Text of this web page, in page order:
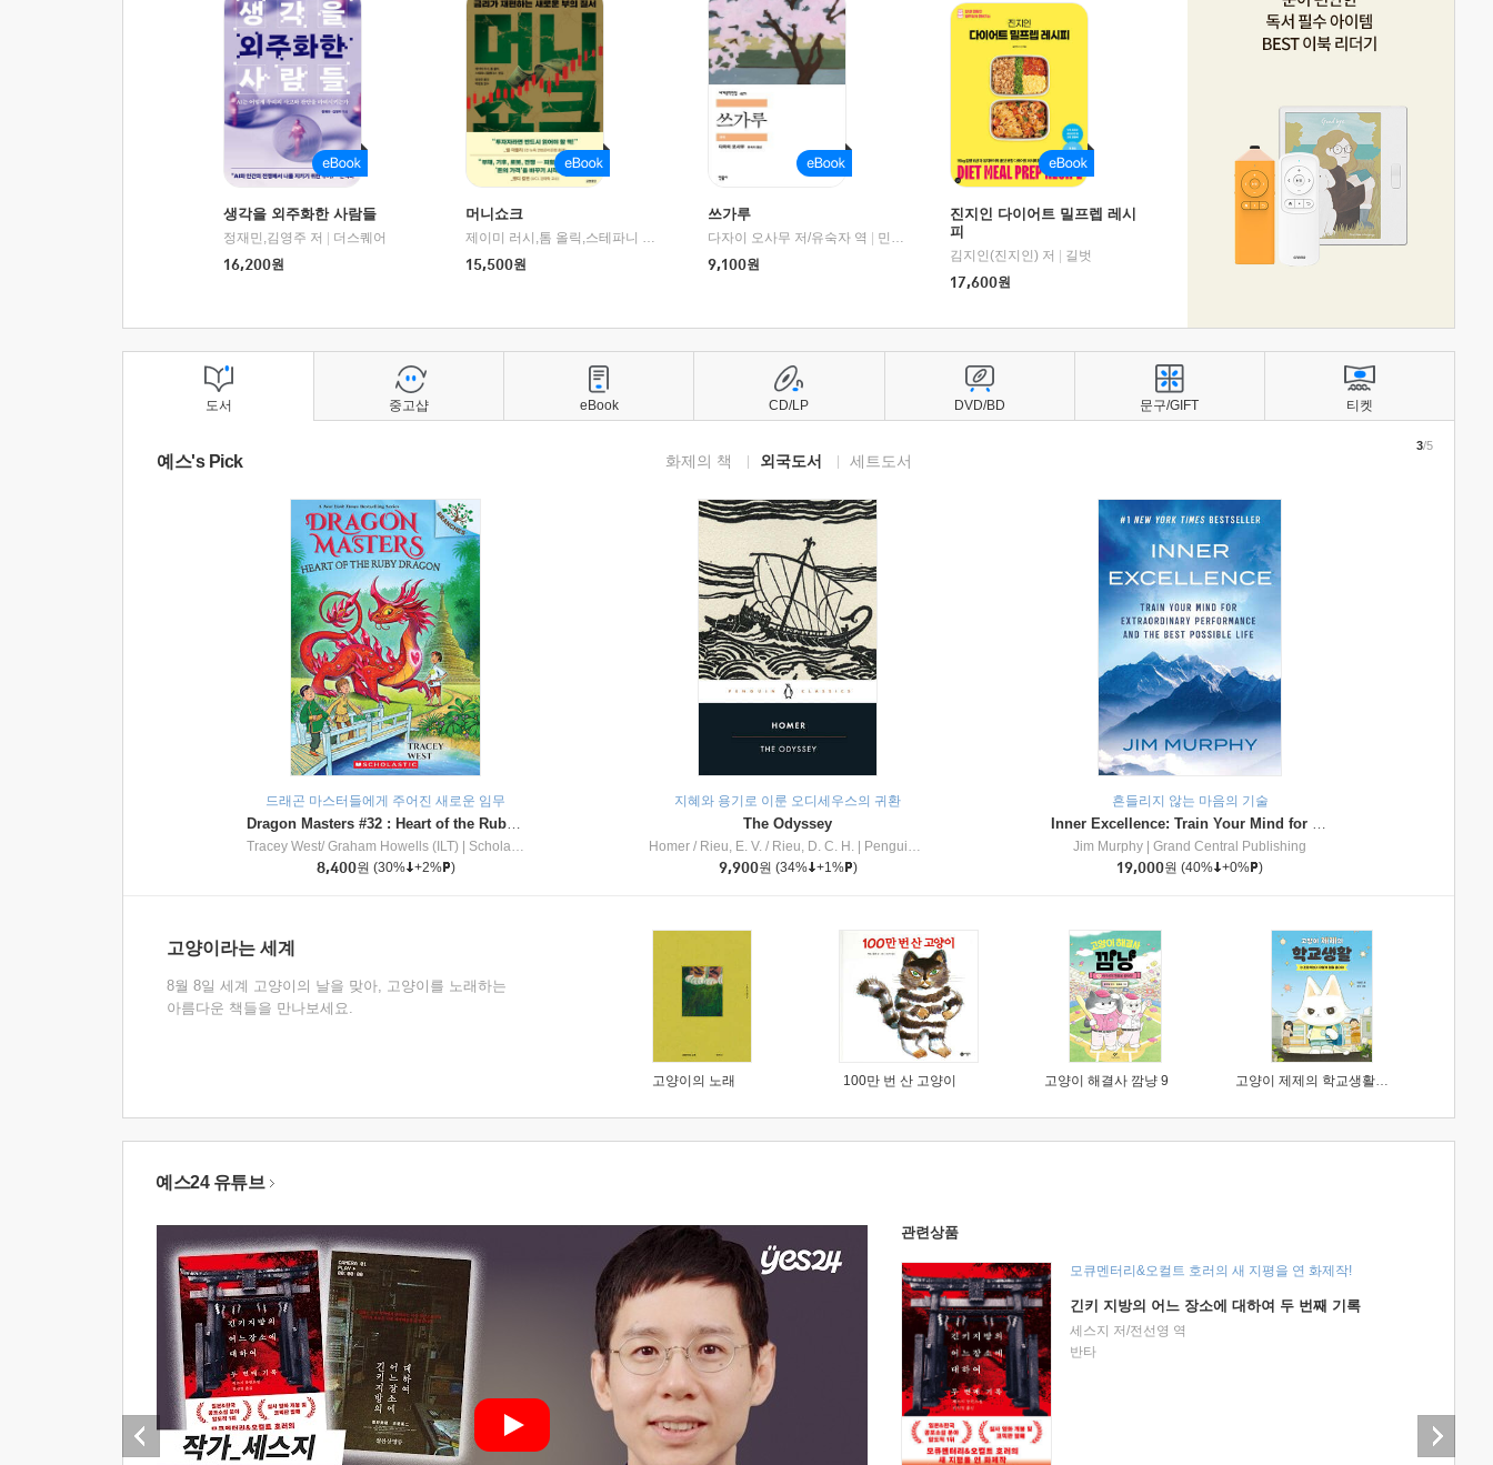
생각을 외주화한 사람들
정재민,김영주 저
더스퀘어
16,200원
머니쇼크
제이미 러시,톰 올릭,스테파니 플랜더스 편저/임경은 역/박정호 감수 |
교보문고
15,500원
쓰가루
다자이 오사무 저/유숙자 역
민음사
9,100원
진지인 다이어트 밀프렙 레시
피
김지인(진지인) 저
길벗
17,600원
도서
예스's Pick 화제의 책 외국도서 세트도서
드래곤 마스터들에게 주어진 새로운 임무
Dragon Masters #32 : Heart of the Ruby Dragon (A Branches Book)
Tracey West/ Graham Howells (ILT)
Scholastic Inc
8,400원 (30% +2% )
지혜와 용기로 이룬 오디세우스의 귀환
The Odyssey
Homer / Rieu, E. V. / Rieu, D. C. H.
Penguin Group
9,900원 (34% +1% )
흔들리지 않는 마음의 기술
Inner Excellence: Train Your Mind for Extraordinary Performance and the Best Possible Life
Jim Murphy
Grand Central Publishing
19,000원 (40% +0% )
3/5
고양이라는 세계
8월 8일 세계 고양이의 날을 맞아, 고양이를 노래하는
아름다운 책들을 만나보세요.
고양이의 노래 100만 번 산 고양이 고양이 해결사 깜냥 9 고양이 제제의 학교생활 1 : 초등학생이 이렇게 힘들 줄이야
중고샵 eBook CD/LP DVD/BD 문구/GIFT 티켓
예스24 유튜브
관련상품
모큐멘터리&오컬트 호러의 새 지평을 연 화제작!
긴키 지방의 어느 장소에 대하여 두 번째 기록
세스지 저/전선영 역
반타